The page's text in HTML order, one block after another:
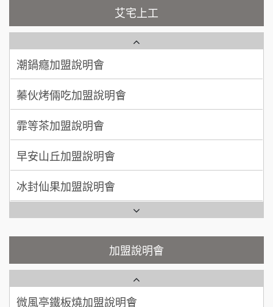
周 先生/小姐 台北
加盟預算 100萬 ~150萬
徐 先生/小姐 新北市
加盟預算
何 先生/小姐
加盟預算
呂 先生/小姐
加盟預算 200萬~400萬
顏 先生/小姐 台北市
廖 先生/小姐 高雄市
艾宅上工
NU PASTA義大利麵加盟說明會
潮鍋癮加盟說明會
蓁伙烤倆吃加盟說明會
霏等茶加盟說明會
早安山丘加盟說明會
冰封仙果加盟說明會
Ramble Café 漫步藍咖啡加盟說明會
微風亭鐵板燒加盟說明會
【曉妍美妝】誠徵行政櫃檯
加盟說明會
日十。早午食加盟說明會
上宇林加盟說明會
莫尼早餐Morni加盟說明會
手作功夫茶加盟說明會
SHARE TEA歇腳亭加盟說明會
潮味決-湯滷專門店加盟說明會
鮮茶道加盟說明會
微風亭鐵板燒加盟說明會
漫步藍咖啡加盟說明會